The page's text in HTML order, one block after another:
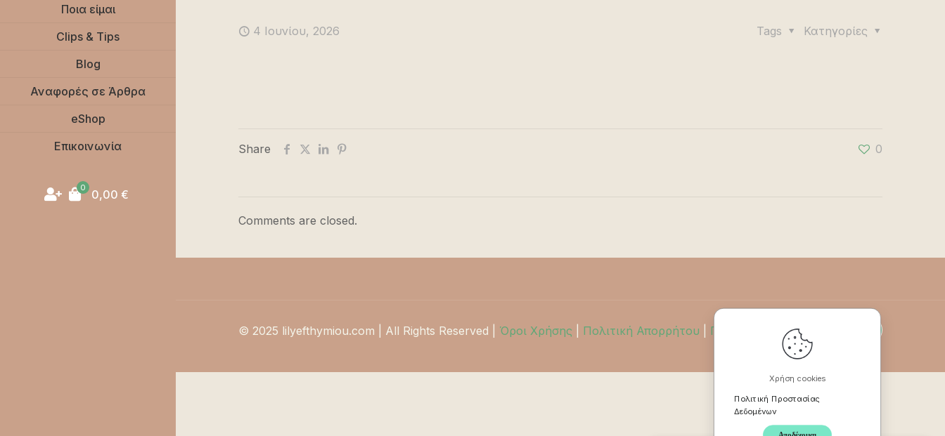
Ποια είμαι
Clips & Tips
Blog
Αναφορές σε Άρθρα
eShop
Επικοινωνία
0 0,00 €
4 Ιουνίου, 2026 Κατηγορίες
Tags
Share 0
Comments are closed.
© 2025 lilyefthymiou.com | All Rights Reserved | Όροι Χρήσης Πολιτική Απορρήτου Πολιτική Επιστροφών
Χρήση cookies
Πολιτική Προστασίας
Δεδομένων
Αποδέχομαι